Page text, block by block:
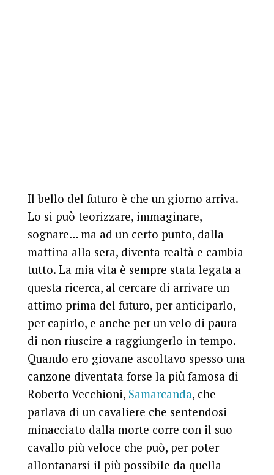
Il bello del futuro è che un giorno arriva.
Lo si può teorizzare, immaginare,
sognare… ma ad un certo punto, dalla
mattina alla sera, diventa realtà e cambia
tutto. La mia vita è sempre stata legata a
questa ricerca, al cercare di arrivare un
attimo prima del futuro, per anticiparlo,
per capirlo, e anche per un velo di paura
di non riuscire a raggiungerlo in tempo.
Quando ero giovane ascoltavo spesso una
canzone diventata forse la più famosa di
Roberto Vecchioni, Samarcanda, che
parlava di un cavaliere che sentendosi
minacciato dalla morte corre con il suo
cavallo più veloce che può, per poter
allontanarsi il più possibile da quella